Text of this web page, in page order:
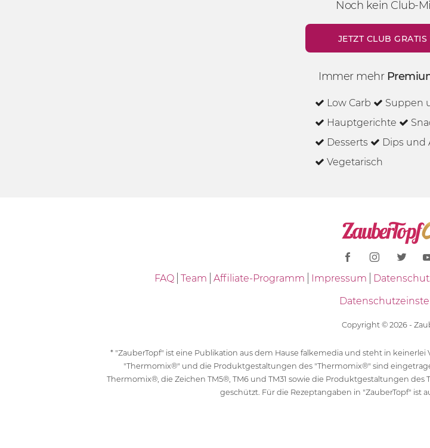
Noch kein Club-
JETZT CLUB GRATIS
Immer mehr
Low Carb
Suppen
Hauptgerichte
Desserts
Dips und
Vegetarisch
FAQ Team Affiliate-Programm Impressum
Copyright © 2026 -
* "ZauberTopf" ist eine Publikation aus dem Hause falkemedia und steht in
"Thermomix®" und die Produktgestaltungen des "Thermomix®" sind
Thermomix®, die Zeichen TM5®, TM6 und TM31 sowie die Produktgestaltungen
geschützt. Für die Rezeptangaben in "ZauberTopf" ist